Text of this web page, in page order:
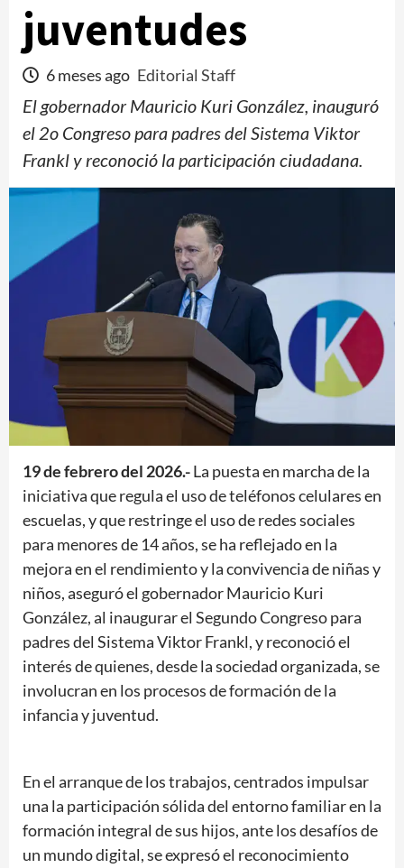
juventudes
6 meses ago Editorial Staff
El gobernador Mauricio Kuri González, inauguró
el 2o Congreso para padres del Sistema Viktor
Frankl y reconoció la participación ciudadana.
19 de febrero del 2026.-La puesta en marcha de la
iniciativa que regula el uso de teléfonos celulares en
escuelas, y que restringe el uso de redes sociales
para menores de 14 años, se ha reflejado en la
mejora en el rendimiento y la convivencia de niñas y
niños, aseguró el gobernador Mauricio Kuri
González, al inaugurar el Segundo Congreso para
padres del Sistema Viktor Frankl, y reconoció el
interés de quienes, desde la sociedad organizada, se
involucran en los procesos de formación de la
infancia y juventud.
En el arranque de los trabajos, centrados impulsar
una la participación sólida del entorno familiar en la
formación integral de sus hijos, ante los desafíos de
un mundo digital, se expresó el reconocimiento